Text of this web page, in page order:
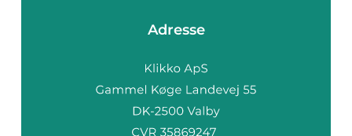
Adresse